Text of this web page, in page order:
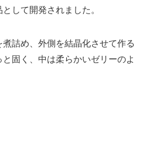
して開発されました。
詰め、外側を結晶化させて作る
固く、中は柔らかいゼリーのよ